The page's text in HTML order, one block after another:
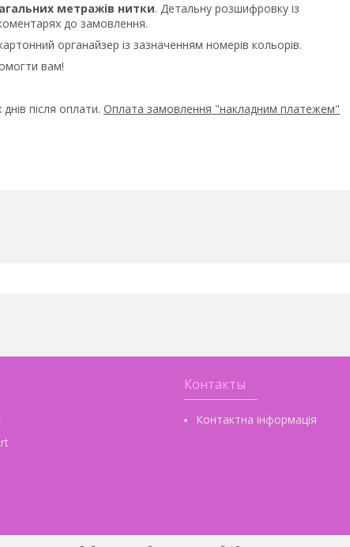
метражів нитки. Детальну розшифровку із
до замовлення.
органайзер із зазначенням номерів кольорів.
вам!
після оплати. Оплата замовлення "накладним платежем"
Контакты
Контактна інформація